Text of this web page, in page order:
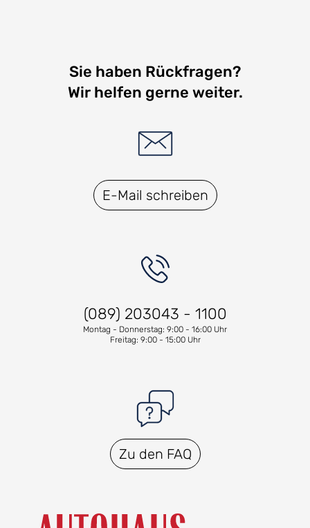
Sie haben Rückfragen?
Wir helfen gerne weiter.
E-Mail schreiben
(089) 203043 - 1100
Montag - Donnerstag: 9:00 - 16:00 Uhr
Freitag: 9:00 - 15:00 Uhr
Zu den FAQ